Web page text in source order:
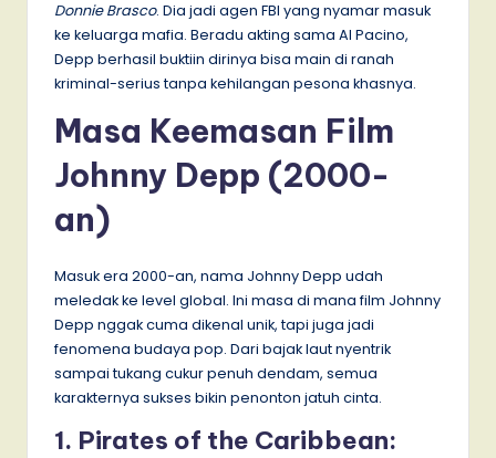
Donnie Brasco. Dia jadi agen FBI yang nyamar masuk
ke keluarga mafia. Beradu akting sama Al Pacino,
Depp berhasil buktiin dirinya bisa main di ranah
kriminal-serius tanpa kehilangan pesona khasnya.
Masa Keemasan Film
Johnny Depp (2000-
an)
Masuk era 2000-an, nama Johnny Depp udah
meledak ke level global. Ini masa di mana film Johnny
Depp nggak cuma dikenal unik, tapi juga jadi
fenomena budaya pop. Dari bajak laut nyentrik
sampai tukang cukur penuh dendam, semua
karakternya sukses bikin penonton jatuh cinta.
1. Pirates of the Caribbean: